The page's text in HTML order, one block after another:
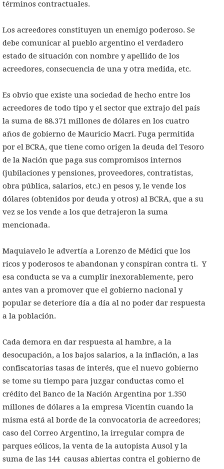
términos contractuales.
Los acreedores constituyen un enemigo poderoso. Se
debe comunicar al pueblo argentino el verdadero
estado de situación con nombre y apellido de los
acreedores, consecuencia de una y otra medida, etc.
Es obvio que existe una sociedad de hecho entre los
acreedores de todo tipo y el sector que extrajo del país
la suma de 88.371 millones de dólares en los cuatro
años de gobierno de Mauricio Macri. Fuga permitida
por el BCRA, que tiene como origen la deuda del Tesoro
de la Nación que paga sus compromisos internos
(jubilaciones y pensiones, proveedores, contratistas,
obra pública, salarios, etc.) en pesos y, le vende los
dólares (obtenidos por deuda y otros) al BCRA, que a su
vez se los vende a los que detrajeron la suma
mencionada.
Maquiavelo le advertía a Lorenzo de Médici que los
ricos y poderosos te abandonan y conspiran contra ti. Y
esa conducta se va a cumplir inexorablemente, pero
antes van a promover que el gobierno nacional y
popular se deteriore día a día al no poder dar respuesta
a la población.
Cada demora en dar respuesta al hambre, a la
desocupación, a los bajos salarios, a la inflación, a las
confiscatorias tasas de interés, que el nuevo gobierno
se tome su tiempo para juzgar conductas como el
crédito del Banco de la Nación Argentina por 1.350
millones de dólares a la empresa Vicentin cuando la
misma está al borde de la convocatoria de acreedores;
caso del Correo Argentino, la irregular compra de
parques eólicos, la venta de la autopista Ausol y la
suma de las 144 causas abiertas contra el gobierno de